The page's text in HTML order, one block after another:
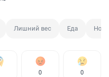
Лишний вес Еда
0 0